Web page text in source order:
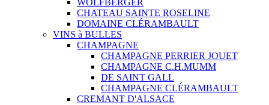
CHATEAU SAINTE ROSELINE
DOMAINE CLÉRAMBAULT
VINS à BULLES
CHAMPAGNE
CHAMPAGNE PERRIER JOUET
CHAMPAGNE C.H.MUMM
DE SAINT GALL
CHAMPAGNE CLÉRAMBAULT
CREMANT D'ALSACE